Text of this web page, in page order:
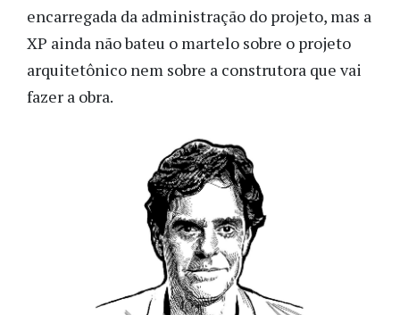
encarregada da administração do projeto, mas a
XP ainda não bateu o martelo sobre o projeto
arquitetônico nem sobre a construtora que vai
fazer a obra.